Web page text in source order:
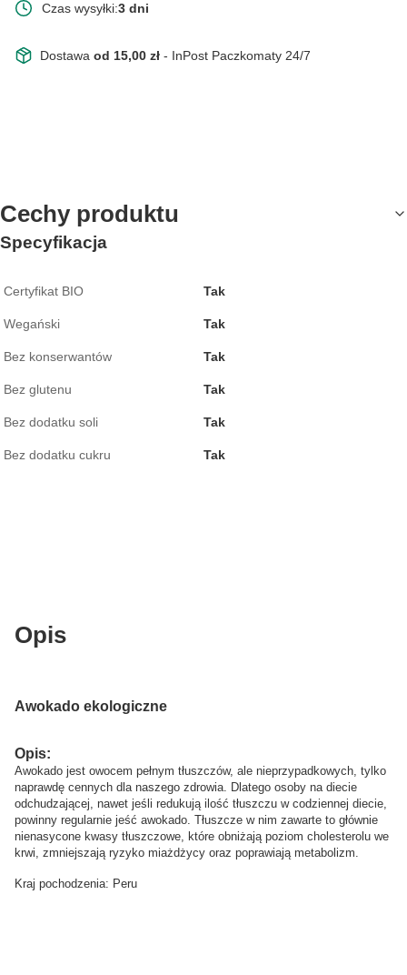
Czas wysyłki:3 dni
Dostawa od 15,00 zł - InPost Paczkomaty 24/7
Cechy produktu
Specyfikacja
Certyfikat BIO Tak
Wegański Tak
Bez konserwantów Tak
Bez glutenu Tak
Bez dodatku soli Tak
Bez dodatku cukru Tak
Opis
Awokado ekologiczne
Opis:
Awokado jest owocem pełnym tłuszczów, ale nieprzypadkowych, tylko
naprawdę cennych dla naszego zdrowia. Dlatego osoby na diecie
odchudzającej, nawet jeśli redukują ilość tłuszczu w codziennej diecie,
powinny regularnie jeść awokado. Tłuszcze w nim zawarte to głównie
nienasycone kwasy tłuszczowe, które obniżają poziom cholesterolu we
krwi, zmniejszają ryzyko miażdżycy oraz poprawiają metabolizm.
Kraj pochodzenia: Peru